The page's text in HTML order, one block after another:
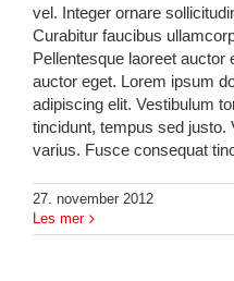
vel. Integer ornare
Curabitur faucibus
Pellentesque laoreet
auctor eget. Lorem ipsum
adipiscing elit. Vestibulum
tincidunt, tempus sed justo.
varius. Fusce consequat
27. november 2012
Les mer